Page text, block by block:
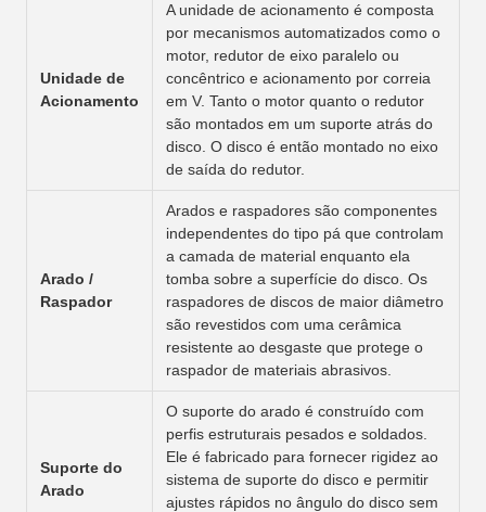
Unidade de
Acionamento
A unidade de acionamento é composta
por mecanismos automatizados como o
motor, redutor de eixo paralelo ou
concêntrico e acionamento por correia
em V. Tanto o motor quanto o redutor
são montados em um suporte atrás do
disco. O disco é então montado no eixo
de saída do redutor.
Arado /
Raspador
Arados e raspadores são componentes
independentes do tipo pá que controlam
a camada de material enquanto ela
tomba sobre a superfície do disco. Os
raspadores de discos de maior diâmetro
são revestidos com uma cerâmica
resistente ao desgaste que protege o
raspador de materiais abrasivos.
Suporte do
Arado
O suporte do arado é construído com
perfis estruturais pesados e soldados.
Ele é fabricado para fornecer rigidez ao
sistema de suporte do disco e permitir
ajustes rápidos no ângulo do disco sem